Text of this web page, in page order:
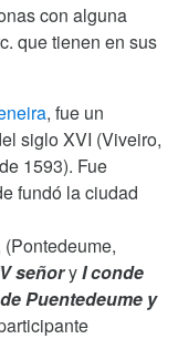
con alguna
que tienen en sus
, fue un
siglo XVI (Viveiro,
1593). Fue
fundó la ciudad
(Pontedeume,
señoryI conde
Puentedeume y